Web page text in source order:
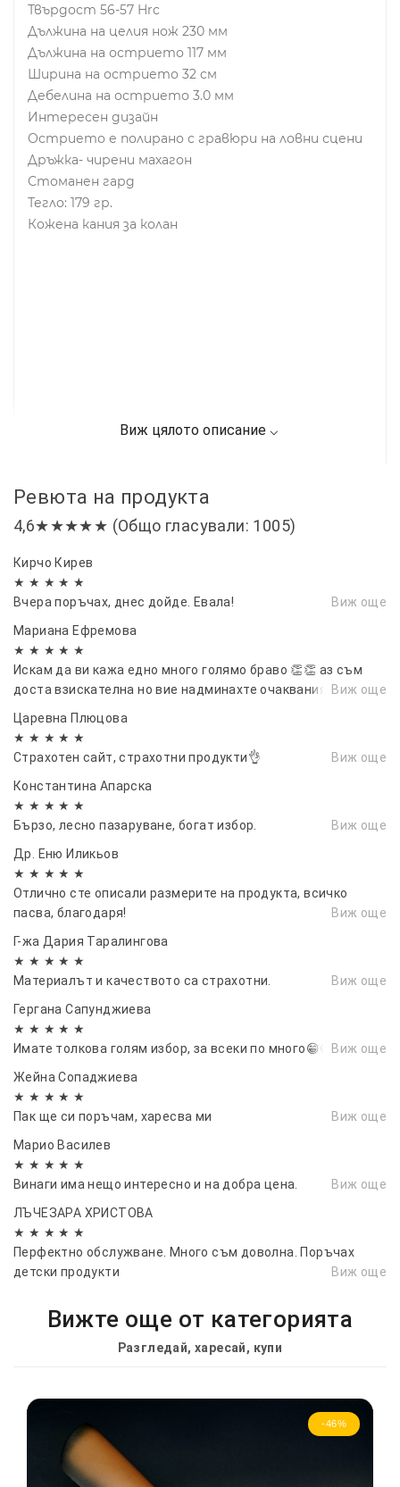
Твърдост 56-57 Hrc
Дължина на целия нож 230 мм
Дължина на острието 117 мм
Ширина на острието 32 см
Дебелина на острието 3.0 мм
Интересен дизайн
Острието е полирано с гравюри на ловни сцени
Дръжка- чирени махагон
Стоманен гард
Тегло: 179 гр.
Кожена кания за колан
Ревюта на продукта
4,6★★★★★ (Общо гласували: 1005)
Кирчо Кирев
★ ★ ★ ★ ★
Вчера поръчах, днес дойде. Евала!
Виж още
Мариана Ефремова
★ ★ ★ ★ ★
Искам да ви кажа едно много голямо браво 👏👏 аз съм
доста взискателна но вие надминахте очакванията ми.
Виж още
Царевна Плюцова
★ ★ ★ ★ ★
Страхотен сайт, страхотни продукти👌
Виж още
Константина Апарска
★ ★ ★ ★ ★
Бързо, лесно пазаруване, богат избор.
Виж още
Др. Еню Иликьов
★ ★ ★ ★ ★
Отлично сте описали размерите на продукта, всичко
пасва, благодаря!
Виж още
Г-жа Дария Таралингова
★ ★ ★ ★ ★
Материалът и качеството са страхотни.
Виж още
Гергана Сапунджиева
★ ★ ★ ★ ★
Имате толкова голям избор, за всеки по много😁😁😁Виж още
Жейна Сопаджиева
★ ★ ★ ★ ★
Пак ще си поръчам, харесва ми
Виж още
Марио Василев
★ ★ ★ ★ ★
Винаги има нещо интересно и на добра цена.
Виж още
ЛЪЧЕЗАРА ХРИСТОВА
★ ★ ★ ★ ★
Перфектно обслужване. Много съм доволна. Поръчах
детски продукти
Виж още
Вижте още от категорията
Разгледай, харесай, купи
-46%